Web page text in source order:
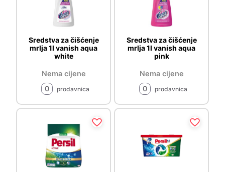
Sredstva za čišćenje
mrlja 1l vanish aqua
white
Nema cijene
0
prodavnica
Sredstva za čišćenje
mrlja 1l vanish aqua
pink
Nema cijene
0
prodavnica